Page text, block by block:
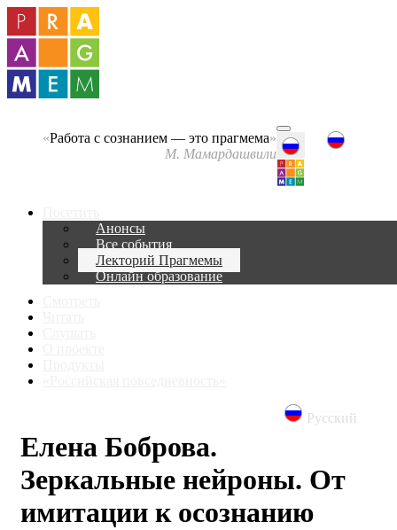
«Работа с сознанием — это прагмема»
М. Мамардашвили
Анонсы
Все события
Лекторий Прагмемы
Онлайн образование
Русский
Елена Боброва.
Зеркальные нейроны. От
имитации к осознанию